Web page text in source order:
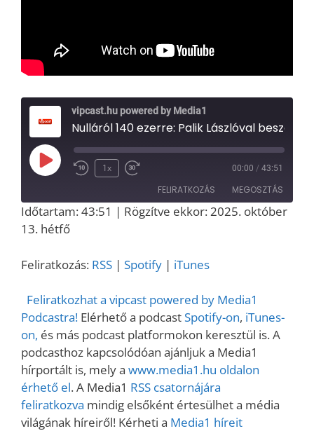
vipcast.hu powered by Media1
Play
1x 00:00 / 43:51
FELIRATKOZÁS MEGOSZTÁS
RSS
MEGOSZT
ÁS
LINK
Időtartam: 43:51 | Rögzítve ekkor: 2025. október
13. hétfő
Feliratkozás: RSS | Spotify | iTunes
Feliratkozhat a vipcast powered by Media1
Podcastra! Elérhető a podcastSpotify-on, iTunes-
on, és más podcast platformokon keresztül is. A
podcasthoz kapcsolódóan ajánljuk a Media1
hírportált is, mely a www.media1.hu oldalon
érhető el. A Media1 RSS csatornájára
feliratkozva mindig elsőként értesülhet a média
világának híreiről! Kérheti a Media1 híreit